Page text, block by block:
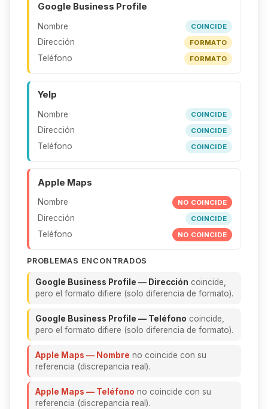
Google Business Profile
Nombre COINCIDE
Dirección FORMATO
Teléfono FORMATO
Yelp
Nombre COINCIDE
Dirección COINCIDE
Teléfono COINCIDE
Apple Maps
Nombre NO COINCIDE
Dirección COINCIDE
Teléfono NO COINCIDE
PROBLEMAS ENCONTRADOS
Google Business Profile — Dirección coincide,
pero el formato difiere (solo diferencia de formato).
Google Business Profile — Teléfono coincide,
pero el formato difiere (solo diferencia de formato).
Apple Maps — Nombre no coincide con su
referencia (discrepancia real).
Apple Maps — Teléfono no coincide con su
referencia (discrepancia real).